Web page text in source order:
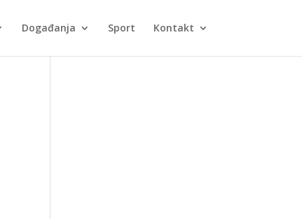
Događanja Sport Kontakt